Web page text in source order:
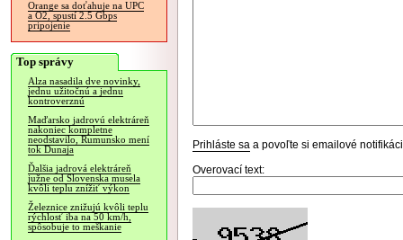
Orange sa doťahuje na UPC
a O2, spustí 2.5 Gbps
pripojenie
Top správy
Alza nasadila dve novinky,
jednu užitočnú a jednu
kontroverznú
Maďarsko jadrovú elektráreň
nakoniec kompletne
neodstavilo, Rumunsko mení
tok Dunaja
Ďalšia jadrová elektráreň
južne od Slovenska musela
kvôli teplu znížiť výkon
Železnice znižujú kvôli teplu
rýchlosť iba na 50 km/h,
spôsobuje to meškanie
Prihláste sa a povoľte si emailové
Overovací text: